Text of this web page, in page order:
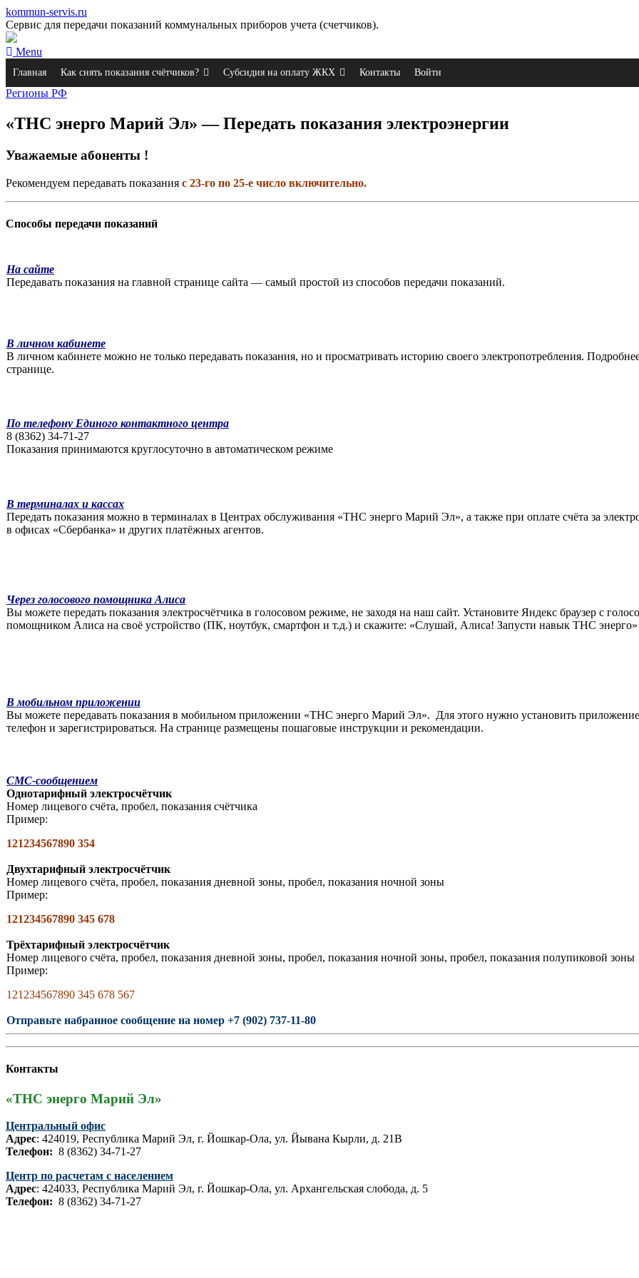
kommun-servis.ru
Сервис для передачи показаний коммунальных приборов учета (счетчиков).
Menu
Главная Как снять показания счётчиков? Субсидия на оплату ЖКХ Контакты Войти
Регионы РФ
«ТНС энерго Марий Эл» — Передать показания электроэнергии
Уважаемые абоненты !
Рекомендуем передавать показания с 23-го по 25-е число включительно.
Способы передачи показаний
На сайте
Передавать показания на главной странице сайта — самый простой из способов передачи показаний.
В личном кабинете
В личном кабинете можно не только передавать показания, но и просматривать историю своего электропотребления.
странице.
По телефону Единого контактного центра
8 (8362) 34-71-27
Показания принимаются круглосуточно в автоматическом режиме
В терминалах и кассах
Передать показания можно в терминалах в Центрах обслуживания «ТНС энерго Марий Эл», а также при оплате счёта за
в офисах «Сбербанка» и других платёжных агентов.
Через голосового помощника Алиса
Вы можете передать показания электросчётчика в голосовом режиме, не заходя на наш сайт. Установите Яндекс браузер с
помощником Алиса на своё устройство (ПК, ноутбук, смартфон и т.д.) и скажите: «Слушай, Алиса! Запусти навык ТНС энерго»
В мобильном приложении
Вы можете передавать показания в мобильном приложении «ТНС энерго Марий Эл». Для этого нужно установить
телефон и зарегистрироваться. На странице размещены пошаговые инструкции и рекомендации.
СМС-сообщением
Однотарифный электросчётчик
Номер лицевого счёта, пробел, показания счётчика
Пример:
121234567890 354
Двухтарифный электросчётчик
Номер лицевого счёта, пробел, показания дневной зоны, пробел, показания ночной зоны
Пример:
121234567890 345 678
Трёхтарифный электросчётчик
Номер лицевого счёта, пробел, показания дневной зоны, пробел, показания ночной зоны, пробел, показания полупиковой зоны
Пример:
121234567890 345 678 567
Отправьте набранное сообщение на номер +7 (902) 737-11-80
Контакты
«ТНС энерго Марий Эл»
Центральный офис
Адрес: 424019, Республика Марий Эл, г. Йошкар-Ола, ул. Йывана Кырли, д. 21В
Телефон: 8 (8362) 34-71-27
Центр по расчетам с населением
Адрес: 424033, Республика Марий Эл, г. Йошкар-Ола, ул. Архангельская слобода, д. 5
Телефон: 8 (8362) 34-71-27